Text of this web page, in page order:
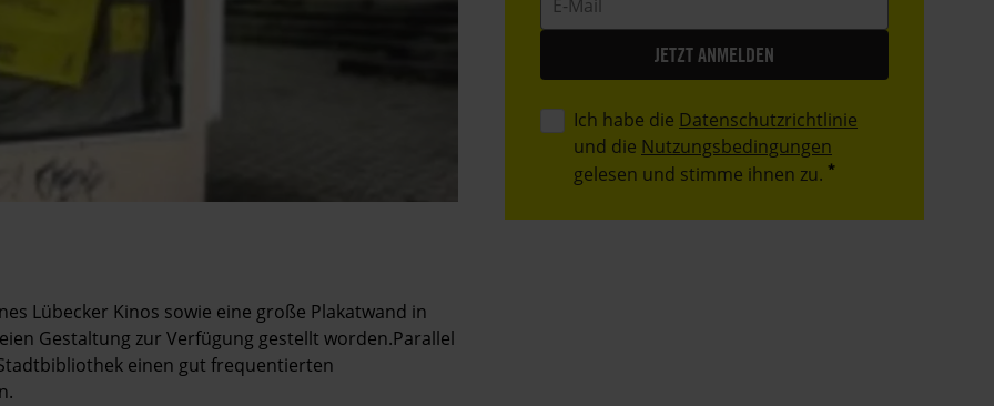
Lübecker Kinos sowie eine große Plakatwand in
Gestaltung zur Verfügung gestellt worden.Parallel
einen gut frequentierten
Mail
Ich habe die Datenschutzrichtlinie
und die Nutzungsbedingungen
gelesen und stimme ihnen zu.